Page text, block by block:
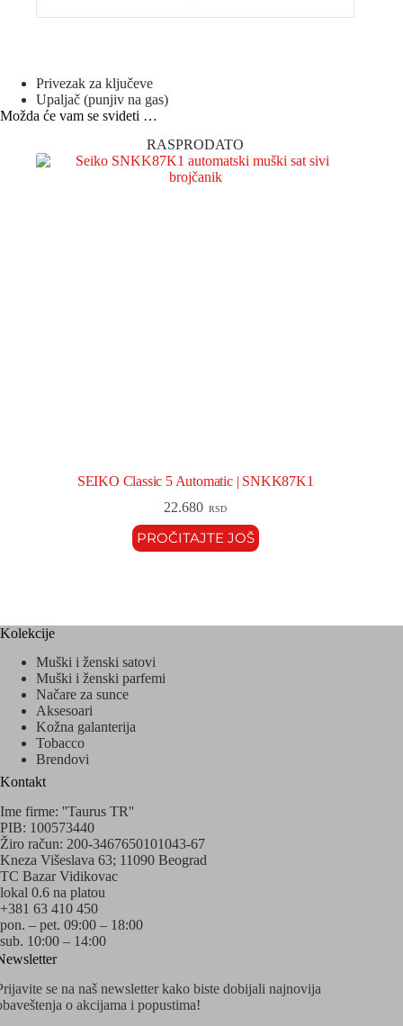
Privezak za ključeve
Upaljač (punjiv na gas)
Možda će vam se svideti …
RASPRODATO
SEIKO Classic 5 Automatic | SNKK87K1
22.680 RSD
PROČITAJTE JOŠ
Kolekcije
Muški i ženski satovi
Muški i ženski parfemi
Načare za sunce
Aksesoari
Kožna galanterija
Tobacco
Brendovi
Kontakt
Ime firme: ''Taurus TR''
PIB: 100573440
Žiro račun: 200-3467650101043-67
Kneza Višeslava 63; 11090 Beograd
TC Bazar Vidikovac
lokal 0.6 na platou
+381 63 410 450
pon. – pet. 09:00 – 18:00
sub. 10:00 – 14:00
se na naš newsletter kako biste dobijali najnovija
o akcijama i popustima!